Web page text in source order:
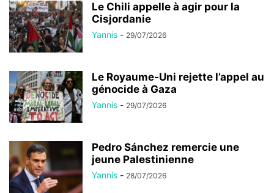
Le Chili appelle à agir pour la
Cisjordanie
Yannis - 29/07/2026
Le Royaume-Uni rejette l’appel au
génocide à Gaza
Yannis - 29/07/2026
Pedro Sánchez remercie une
jeune Palestinienne
Yannis - 28/07/2026